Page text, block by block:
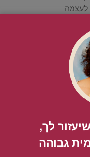
לעצמה
הנובע מתוך הקשבה
לך,
גבוהה​